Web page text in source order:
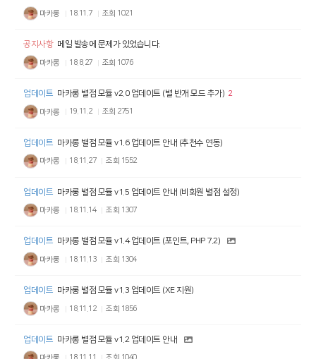
마카롱 18.11.7 조회 1021
공지사항 메일 발송에 문제가 있었습니다.
마카롱 18.8.27 조회 1076
업데이트 마카롱 별점 모듈 v2.0 업데이트 (별 반개 모드 추가) 2
마카롱 19.11.2 조회 2751
업데이트 마카롱 별점 모듈 v1.6 업데이트 안내 (추천수 연동)
마카롱 18.11.27 조회 1552
업데이트 마카롱 별점 모듈 v1.5 업데이트 안내 (비회원 별점 설정)
마카롱 18.11.14 조회 1307
업데이트 마카롱 별점 모듈 v1.4 업데이트 (포인트, PHP 7.2)
마카롱 18.11.13 조회 1304
업데이트 마카롱 별점 모듈 v1.3 업데이트 (XE 지원)
마카롱 18.11.12 조회 1856
업데이트 마카롱 별점 모듈 v1.2 업데이트 안내